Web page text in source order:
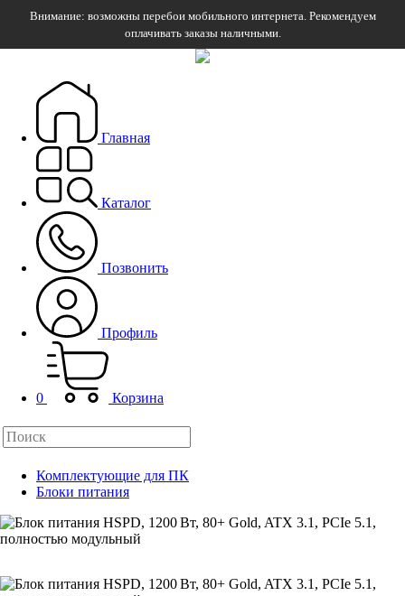
Внимание: возможны перебои мобильного интернета. Рекомендуем
оплачивать заказы наличными.
Главная
Каталог
Позвонить
Профиль
0 Корзина
Комплектующие для ПК
Блоки питания